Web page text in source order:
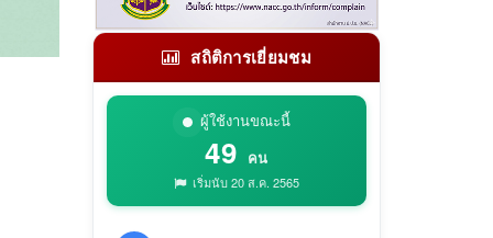
สถิติการเยี่ยมชม
ผู้ใช้งานขณะนี้
49 คน
เริ่มนับ 20 ส.ค. 2565